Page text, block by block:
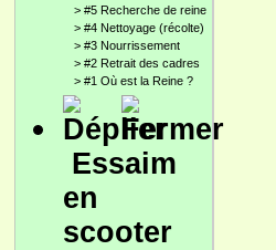
> #5 Recherche de reine
> #4 Nettoyage (récolte)
> #3 Nourrissement
> #2 Retrait des cadres
> #1 Où est la Reine ?
Essaim
en
scooter